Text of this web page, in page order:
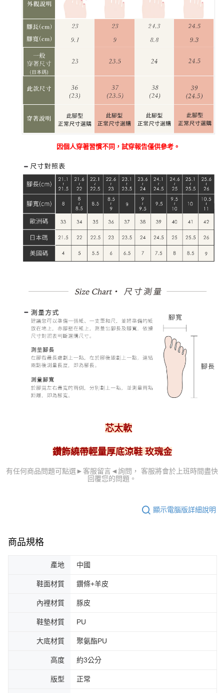
因個人穿著習慣不同，試穿報告僅供參考。
芯太軟
鑽飾繞帶輕量厚底涼鞋玫瑰金
有任何商品問題 可點選►客服留言 ◄詢問， 客服將會於上班時間盡快
回覆您的問題。
顯示電腦版詳細說明
商品規格
產地 中國
鞋面材質 鑽條+羊皮
內裡材質 豚皮
鞋墊材質 PU
大底材質 聚氨酯PU
高度 約3公分
版型 正常